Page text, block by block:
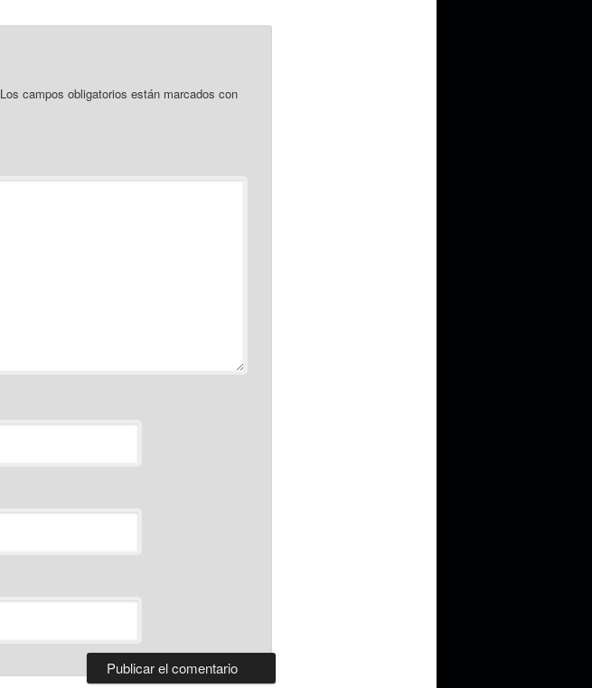
Los campos obligatorios están marcados con